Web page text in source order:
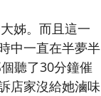
姊。而且這一
中一直在半夢半
聽了30分鐘催
店家沒給她滷味